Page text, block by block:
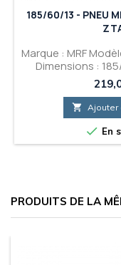
185/60/13 - PNEU
Marque : MRF
Dimensions :
Rallye Asphalte
plus tendre que
Soft /
Prix
 Ajouter
 En
PRODUITS DE LA